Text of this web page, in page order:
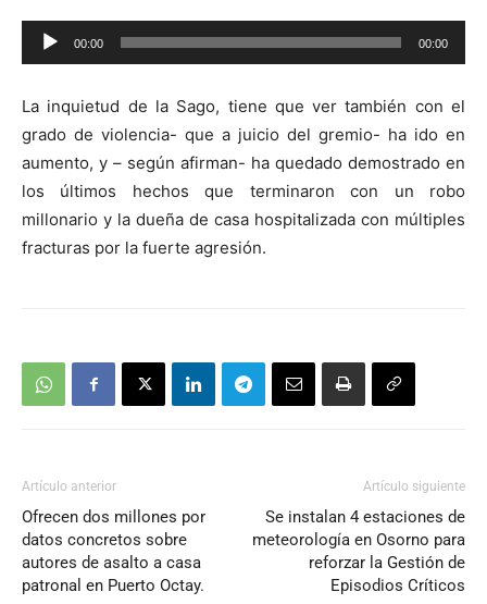
Reproductor
de
00:00 00:00
La inquietud de la Sago, tiene que ver también con el
grado de violencia- que a juicio del gremio- ha ido en
aumento, y – según afirman- ha quedado demostrado en
los últimos hechos que terminaron con un robo
millonario y la dueña de casa hospitalizada con múltiples
fracturas por la fuerte agresión.
Artículo anterior
Ofrecen dos millones por
datos concretos sobre
autores de asalto a casa
patronal en Puerto Octay.
Artículo siguiente
Se instalan 4 estaciones de
meteorología en Osorno para
reforzar la Gestión de
Episodios Críticos